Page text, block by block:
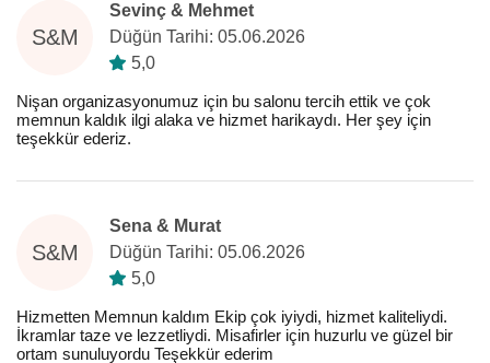
S&M
Sevinç & Mehmet
Düğün Tarihi: 05.06.2026
5,0
Nişan organizasyonumuz için bu salonu tercih ettik ve çok
memnun kaldık ilgi alaka ve hizmet harikaydı. Her şey için
teşekkür ederiz.
S&M
Sena & Murat
Düğün Tarihi: 05.06.2026
5,0
Hizmetten Memnun kaldım Ekip çok iyiydi, hizmet kaliteliydi.
İkramlar taze ve lezzetliydi. Misafirler için huzurlu ve güzel bir
ortam sunuluyordu Teşekkür ederim